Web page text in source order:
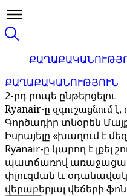
ՔԱՂԱՔԱԿԱՆՈՒԹՅՈՒՆ
2-րդ րոպե ընթերցելու
Ryanair-ը զգուշացնում է,
Գործադիր տնօրեն
Իսրայելը «խաղում է
Ryanair-ը կարող է
պատճառով
փլուզման և
վերաբերյալ վեճերի